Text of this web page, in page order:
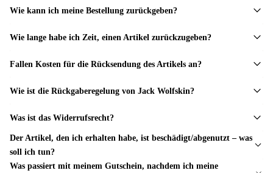
Wie kann ich meine Bestellung zurückgeben?
Wie lange habe ich Zeit, einen Artikel zurückzugeben?
Fallen Kosten für die Rücksendung des Artikels an?
Wie ist die Rückgaberegelung von Jack Wolfskin?
Was ist das Widerrufsrecht?
Der Artikel, den ich erhalten habe, ist beschädigt/abgenutzt – was
soll ich tun?
Was passiert mit meinem Gutschein, nachdem ich meine